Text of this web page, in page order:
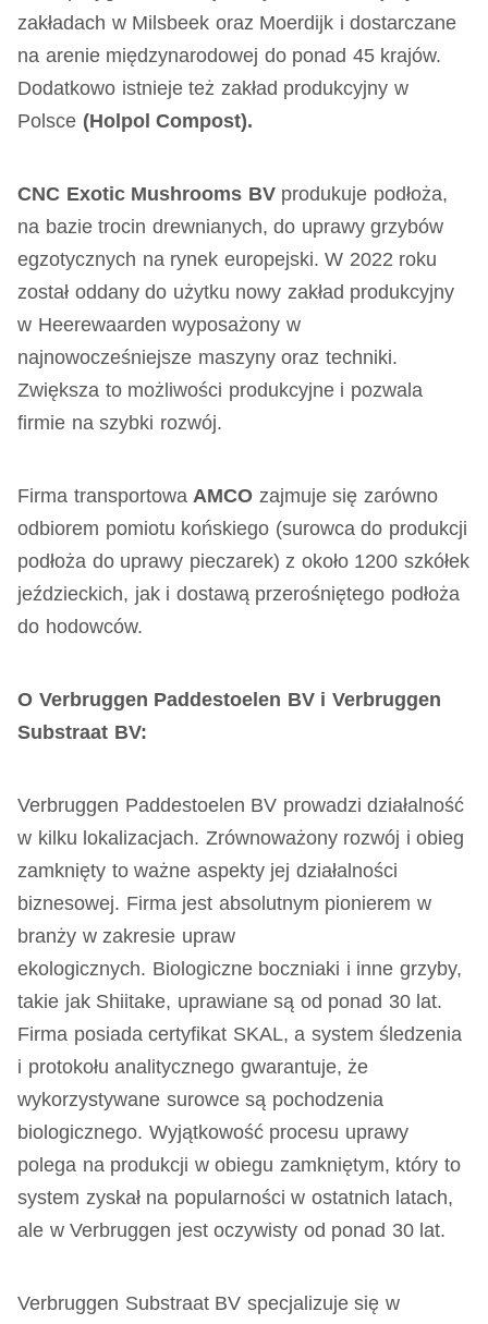
zakładach w Milsbeek oraz Moerdijk i dostarczane
na arenie międzynarodowej do ponad 45 krajów.
Dodatkowo istnieje też zakład produkcyjny w
Polsce (Holpol Compost).
CNC Exotic Mushrooms BVprodukuje podłoża,
na bazie trocin drewnianych, do uprawy grzybów
egzotycznych na rynek europejski. W 2022 roku
został oddany do użytku nowy zakład produkcyjny
w Heerewaarden wyposażony w
najnowocześniejsze maszyny oraz techniki.
Zwiększa to możliwości produkcyjne i pozwala
firmie na szybki rozwój.
Firma transportowaAMCO zajmuje się zarówno
odbiorem pomiotu końskiego (surowca do produkcji
podłoża do uprawy pieczarek) z około 1200 szkółek
jeździeckich, jak i dostawą przerośniętego podłoża
do hodowców.
O Verbruggen Paddestoelen BV i Verbruggen
Substraat BV:
Verbruggen Paddestoelen BV prowadzi działalność
w kilku lokalizacjach. Zrównoważony rozwój i obieg
zamknięty to ważne aspekty jej działalności
biznesowej. Firma jest absolutnym pionierem w
branży w zakresie upraw
ekologicznych. Biologiczne boczniaki i inne grzyby,
takie jak Shiitake, uprawiane są od ponad 30 lat.
Firma posiada certyfikat SKAL, a system śledzenia
i protokołu analitycznego gwarantuje, że
wykorzystywane surowce są pochodzenia
biologicznego. Wyjątkowość procesu uprawy
polega na produkcji w obiegu zamkniętym, który to
system zyskał na popularności w ostatnich latach,
ale w Verbruggen jest oczywisty od ponad 30 lat.
Verbruggen Substraat BV specjalizuje się w